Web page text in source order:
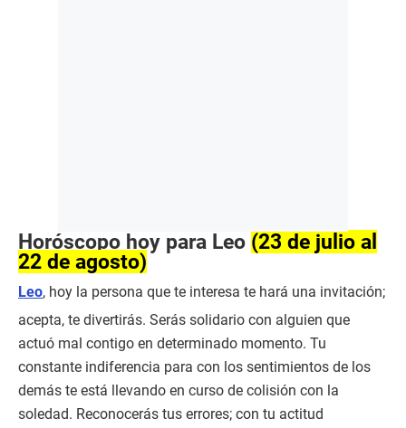
Horóscopo hoy para Leo (23 de julio al
22 de agosto)
Leo, hoy la persona que te interesa te hará una invitación;
acepta, te divertirás. Serás solidario con alguien que
actuó mal contigo en determinado momento. Tu
constante indiferencia para con los sentimientos de los
demás te está llevando en curso de colisión con la
soledad. Reconocerás tus errores; con tu actitud